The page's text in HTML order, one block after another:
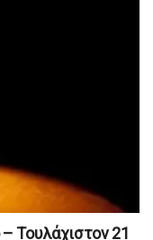
Τουλάχιστον 21